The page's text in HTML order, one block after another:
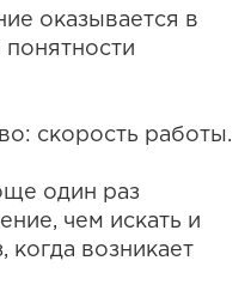
оказывается в
скорость работы.
один раз
чем искать и
когда возникает